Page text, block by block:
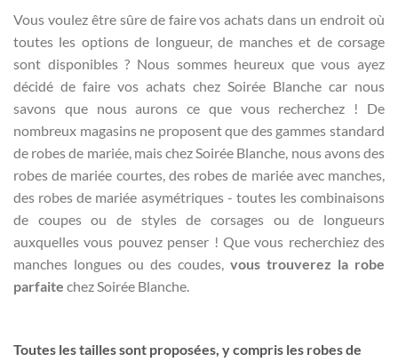
Vous voulez être sûre de faire vos achats dans un endroit où
toutes les options de longueur, de manches et de corsage
sont disponibles ? Nous sommes heureux que vous ayez
décidé de faire vos achats chez Soirée Blanche car nous
savons que nous aurons ce que vous recherchez ! De
nombreux magasins ne proposent que des gammes standard
de robes de mariée, mais chez Soirée Blanche, nous avons des
robes de mariée courtes, des robes de mariée avec manches,
des robes de mariée asymétriques - toutes les combinaisons
de coupes ou de styles de corsages ou de longueurs
auxquelles vous pouvez penser ! Que vous recherchiez des
manches longues ou des coudes, vous trouverez la robe
parfaite chez Soirée Blanche.
Toutes les tailles sont proposées, y compris les robes de